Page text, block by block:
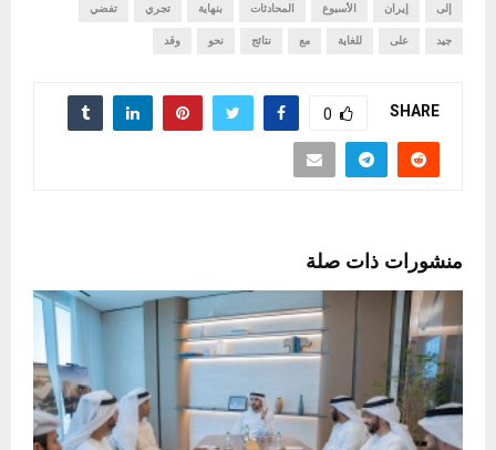
إلى إيران الأسبوع المحادثات بنهاية تجري تفضي
جيد على للغاية مع نتائج نحو وقد
SHARE
0
منشورات ذات صلة